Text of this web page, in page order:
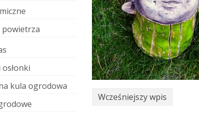
Wcześniejszy wpis
powietrza
kula ogrodowa